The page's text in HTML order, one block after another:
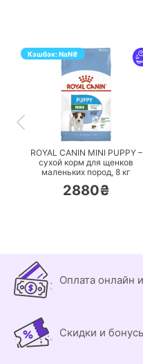
Кэшбэк:NaN₴
ПЕРЕЙТИ
ROYAL CANIN MINI PUPPY –
сухой корм для щенков
маленьких пород, 8 кг
2880₴
Оплата онлайн
Скидки и